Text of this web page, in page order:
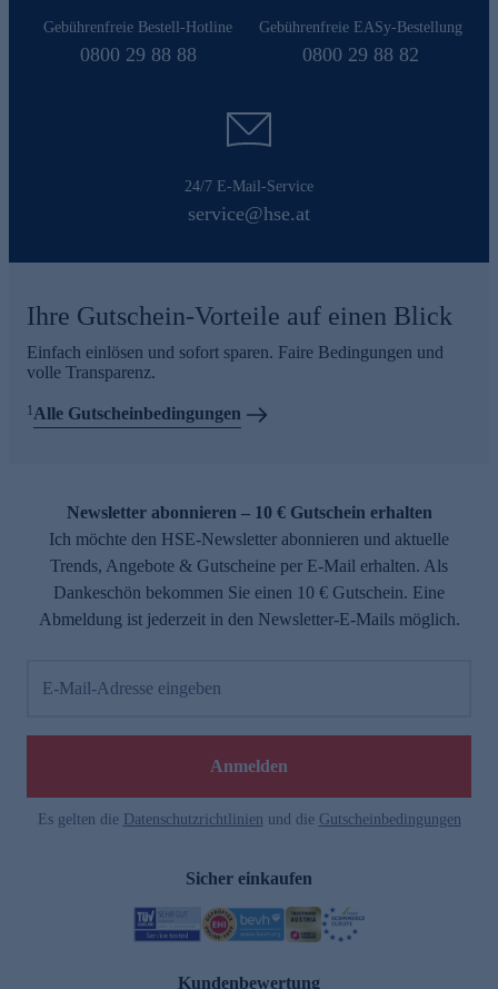
Gebührenfreie Bestell-Hotline
0800 29 88 88
Gebührenfreie EASy-Bestellung
0800 29 88 82
24/7 E-Mail-Service
service@hse.at
Ihre Gutschein-Vorteile auf einen Blick
Einfach einlösen und sofort sparen. Faire Bedingungen und
volle Transparenz.
1 Alle Gutscheinbedingungen
Newsletter abonnieren – 10 € Gutschein erhalten
Ich möchte den HSE-Newsletter abonnieren und aktuelle
Trends, Angebote & Gutscheine per E-Mail erhalten. Als
Dankeschön bekommen Sie einen 10 € Gutschein. Eine
Abmeldung ist jederzeit in den Newsletter-E-Mails möglich.
E-Mail-Adresse eingeben
Anmelden
Es gelten die Datenschutzrichtlinien und die Gutscheinbedingungen
Sicher einkaufen
Kundenbewertung